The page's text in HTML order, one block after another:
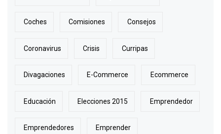
Coches Comisiones Consejos
Coronavirus Crisis Curripas
Divagaciones E-Commerce Ecommerce
Educación Elecciones 2015 Emprendedor
Emprendedores Emprender